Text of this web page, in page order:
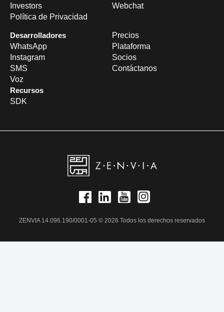
Investors
Política de Privacidad
Webchat
Desarrolladores
WhatsApp
Instagram
SMS
Voz
Recursos
SDK
Precios
Plataforma
Socios
Contáctanos
ZENVIA 14.096.190/0001-05 © 2026 Todos los derechos reservados